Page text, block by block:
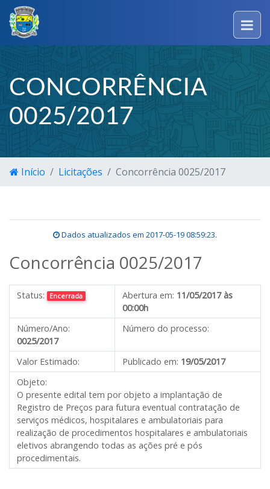
CONCORRÊNCIA
0025/2017
Início Licitações Concorrência 0025/2017
Dados atualizados em 2017-05-19 08:59:23.
Concorrência 0025/2017
Status: Encerrada Abertura em: 11/05/2017 às
00:00h
Número/Ano:
0025/2017
Número do processo:
Valor Estimado: Publicado em: 19/05/2017
Objeto:
O presente edital tem por objeto a implantação de
Registro de Preços para futura eventual contratação de
serviços médicos, hospitalares e ambulatoriais para
realização de procedimentos hospitalares e ambulatoriais
eletivos abrangendo todas as ações pré e pós
procedimentais.